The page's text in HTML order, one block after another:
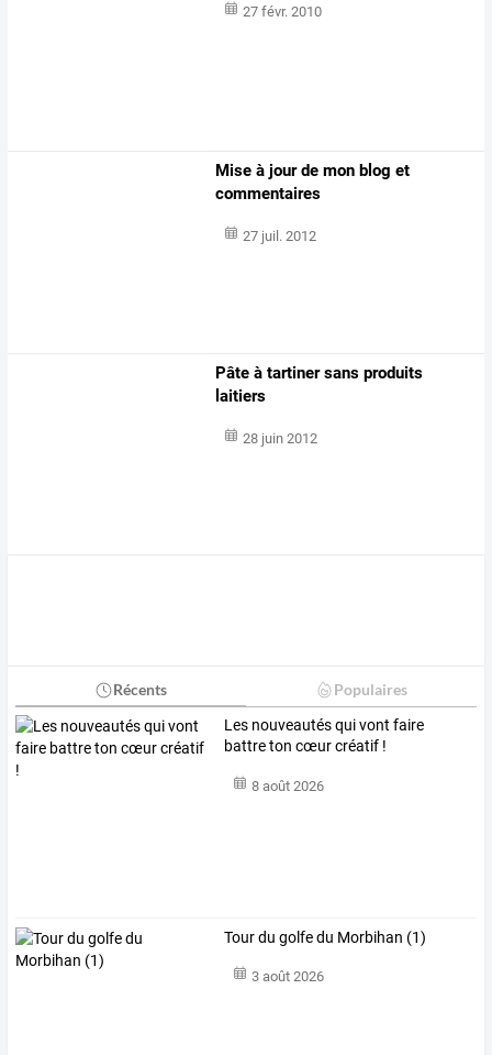
27 févr. 2010
Mise à jour de mon blog et
commentaires
27 juil. 2012
Pâte à tartiner sans produits
laitiers
28 juin 2012
Récents Populaires
Les nouveautés qui vont faire
battre ton cœur créatif !
8 août 2026
Tour du golfe du Morbihan (1)
3 août 2026